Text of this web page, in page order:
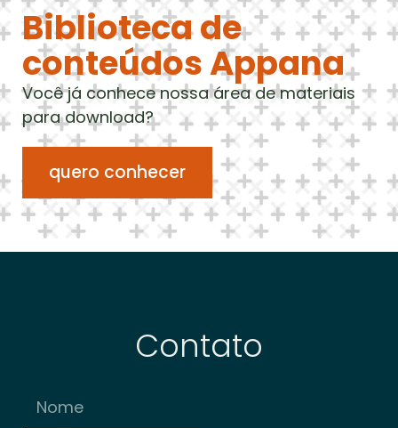
Biblioteca de
conteúdos Appana
Você já conhece nossa área de materiais
para download?
quero conhecer
Contato